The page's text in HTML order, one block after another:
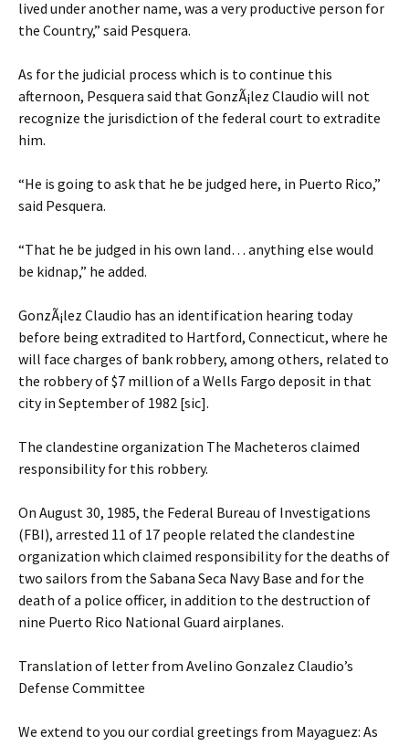
lived under another name, was a very productive person for
the Country,” said Pesquera.
As for the judicial process which is to continue this
afternoon, Pesquera said that GonzÃ¡lez Claudio will not
recognize the jurisdiction of the federal court to extradite
him.
“He is going to ask that he be judged here, in Puerto Rico,”
said Pesquera.
“That he be judged in his own land… anything else would
be kidnap,” he added.
GonzÃ¡lez Claudio has an identification hearing today
before being extradited to Hartford, Connecticut, where he
will face charges of bank robbery, among others, related to
the robbery of $7 million of a Wells Fargo deposit in that
city in September of 1982 [sic].
The clandestine organization The Macheteros claimed
responsibility for this robbery.
On August 30, 1985, the Federal Bureau of Investigations
(FBI), arrested 11 of 17 people related the clandestine
organization which claimed responsibility for the deaths of
two sailors from the Sabana Seca Navy Base and for the
death of a police officer, in addition to the destruction of
nine Puerto Rico National Guard airplanes.
Translation of letter from Avelino Gonzalez Claudio’s
Defense Committee
We extend to you our cordial greetings from Mayaguez: As